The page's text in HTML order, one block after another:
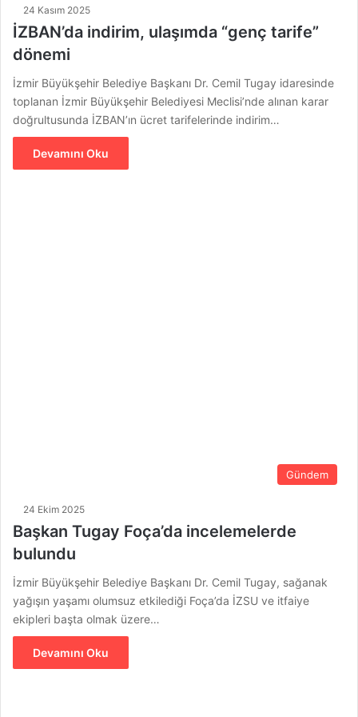
24 Kasım 2025
İZBAN’da indirim, ulaşımda “genç tarife”
dönemi
İzmir Büyükşehir Belediye Başkanı Dr. Cemil Tugay idaresinde
toplanan İzmir Büyükşehir Belediyesi Meclisi’nde alınan karar
doğrultusunda İZBAN’ın ücret tarifelerinde indirim…
Devamını Oku
Gündem
24 Ekim 2025
Başkan Tugay Foça’da incelemelerde
bulundu
İzmir Büyükşehir Belediye Başkanı Dr. Cemil Tugay, sağanak
yağışın yaşamı olumsuz etkilediği Foça’da İZSU ve itfaiye
ekipleri başta olmak üzere…
Devamını Oku